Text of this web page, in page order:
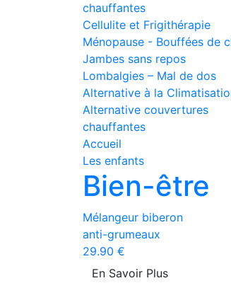
chauffantes
Cellulite et Frigithérapie
Ménopause - Bouffées de
Jambes sans repos
Lombalgies – Mal de dos
Alternative à la
Alternative couvertures
chauffantes
Accueil
Les enfants
Bien-être
Mélangeur biberon
anti-grumeaux
29.90 €
En Savoir Plus